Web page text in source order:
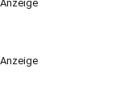
Anzeige
Anzeige